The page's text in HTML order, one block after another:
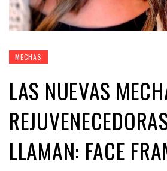
MECHAS
LAS NUEVAS
LLAMAN: FACE